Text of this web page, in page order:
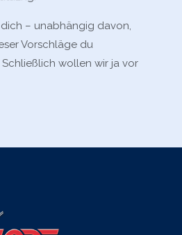
– unabhängig davon,
Vorschläge du
wollen wir ja vor